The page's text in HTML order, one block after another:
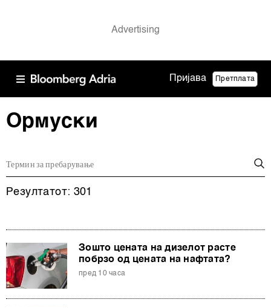
Пријава Претплата
Ормуски
Резултатот: 301
Зошто цената на дизелот расте
побрзо од цената на нафтата?
пред 10 часа